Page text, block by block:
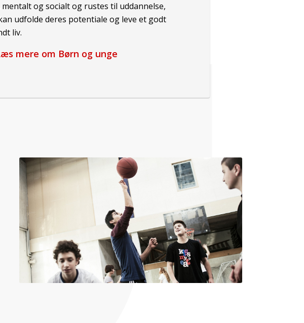
mentalt og socialt og rustes til uddannelse,
udfolde deres potentiale og leve et godt
liv.
mere om Børn og unge